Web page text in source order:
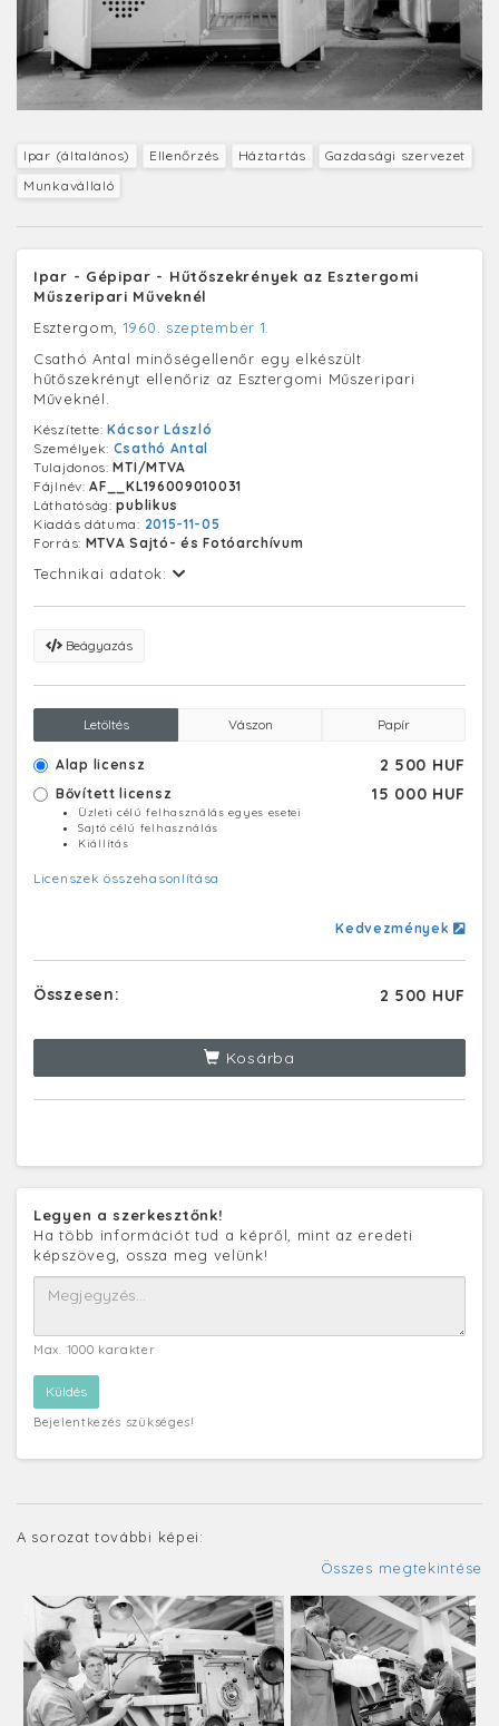
Ipar (általános) Ellenőrzés Háztartás
Gazdasági szervezet
Munkavállaló
Ipar - Gépipar - Hűtőszekrények az Esztergomi
Műszeripari Műveknél
Esztergom, 1960. szeptember 1.
Csathó Antal minőségellenőr egy elkészült
hűtőszekrényt ellenőriz az Esztergomi Műszeripari
Műveknél.
Készítette:Kácsor László
Személyek: Csathó Antal
Tulajdonos:MTI/MTVA
Fájlnév:AF__KL196009010031
Láthatóság:publikus
Kiadás dátuma: 2015-11-05
Forrás: MTVA Sajtó- és Fotóarchívum
Technikai adatok:
Beágyazás
Letöltés Vászon Papír
Alap licensz 2 500 HUF
Bővített licensz 15 000 HUF
Üzleti célú felhasználás egyes esetei
Sajtó célú felhasználás
Kiállítás
Licenszek összehasonlítása
Kedvezmények
Összesen: 2 500 HUF
Kosárba
Legyen a szerkesztőnk!
Ha több információt tud a képről, mint az eredeti
képszöveg, ossza meg velünk!
Max. 1000 karakter
Bejelentkezés szükséges!
A sorozat további képei:
Összes megtekintése